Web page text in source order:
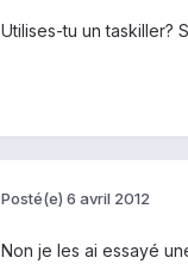
Utilises-tu un taskiller?
Posté(e) 6 avril 2012
Non je les ai essayé